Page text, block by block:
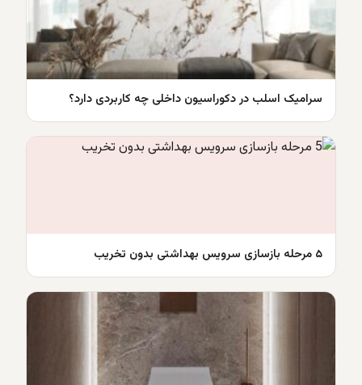
سرامیک اسلب در دکوراسیون داخلی چه کاربردی دارد؟
۵ مرحله بازسازی سرویس بهداشتی بدون تخریب